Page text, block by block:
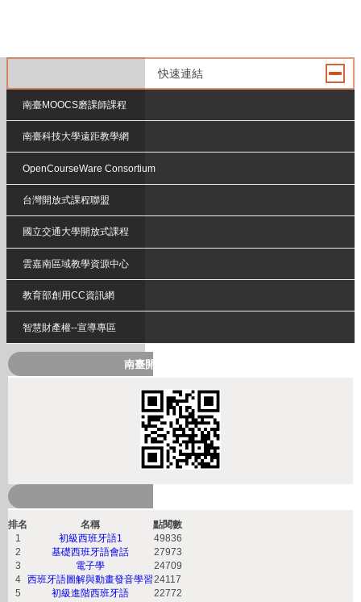
快速連結
南臺MOOCS磨課師課程
南臺科技大學遠距教學網
OpenCourseWare Consortium
台灣開放式課程聯盟
國立交通大學開放式課程
雲嘉南區域教學資源中心
教育部創用CC資訊網
智慧財產權--宣導專區
南臺開放式課程QRcode
排名 名稱
點閱數
1
初級西班牙語1
49836
2
基礎西班牙語會話
27973
3
電子學
24709
4
西班牙語圖解與動畫發音學習24117
5
初級進階西班牙語
22772